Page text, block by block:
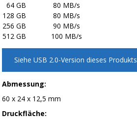
64 GB
80 MB/s
128 GB
80 MB/s
256 GB
90 MB/s
512 GB
100 MB/s
Siehe USB 2.0-Version dieses Produkts
Abmessung:
60 x 24 x 12,5 mm
Druckfläche: